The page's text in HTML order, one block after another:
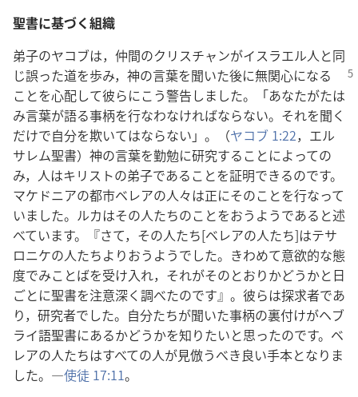
聖書に基づく組織
弟子のヤコブは，仲間のクリスチャンがイスラエル人と同
じ誤った道を歩み，神の言葉を聞いた後に無関心になる
ことを心配して彼らにこう警告しました。「あなたがたは
み言葉が語る事柄を行なわなければならない。それを聞く
だけで自分を欺いてはならない」。（ヤコブ 1:22，エル
サレム聖書）神の言葉を勤勉に研究することによっての
み，人はキリストの弟子であることを証明できるのです。
マケドニアの都市ベレアの人々は正にそのことを行なって
いました。ルカはその人たちのことをおうようであると述
べています。『さて，その人たち[ベレアの人たち]はテサ
ロニケの人たちよりおうようでした。きわめて意欲的な態
度でみことばを受け入れ，それがそのとおりかどうかと日
ごとに聖書を注意深く調べたのです』。彼らは探求者であ
り，研究者でした。自分たちが聞いた事柄の裏付けがヘブ
ライ語聖書にあるかどうかを知りたいと思ったのです。ベ
レアの人たちはすべての人が見倣うべき良い手本となりま
した。―使徒 17:11。